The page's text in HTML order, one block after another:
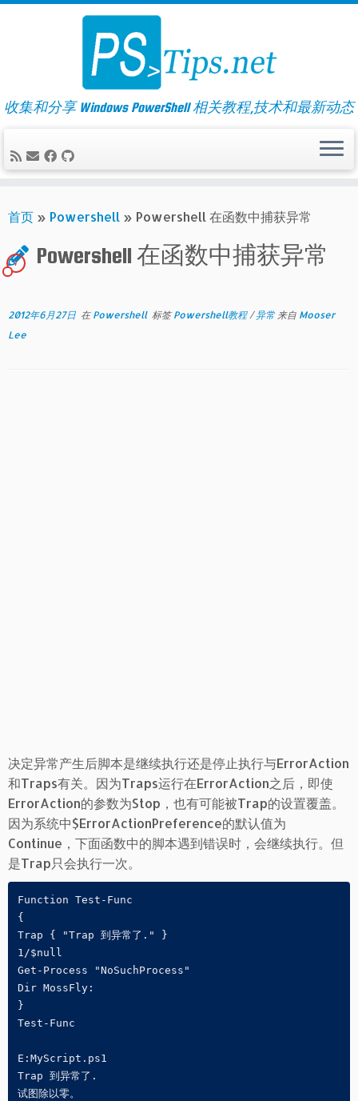
Skip
收集和分享 Windows PowerShell 相关教程,技术和最新动态
首页 » Powershell » Powershell 在函数中捕获异常
Powershell 在函数中捕获异常
7
2012年6月27日 在 Powershell 标签Powershell教程/异常 来自 Mooser
Lee
决定异常产生后脚本是继续执行还是停止执行与ErrorAction
和Traps有关。因为Traps运行在ErrorAction之后，即使
ErrorAction的参数为Stop，也有可能被Trap的设置覆盖。
因为系统中$ErrorActionPreference的默认值为
Continue，下面函数中的脚本遇到错误时，会继续执行。但
是Trap只会执行一次。
Function Test-Func
{
Trap { "Trap 到异常了." }
1/$null
Get-Process "NoSuchProcess"
Dir MossFly:
}
Test-Func
E:MyScript.ps1
Trap 到异常了.
试图除以零。